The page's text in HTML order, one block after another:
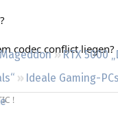
RTX 5000
Ideale Gaming-PCs
codec conflict liegen?
!